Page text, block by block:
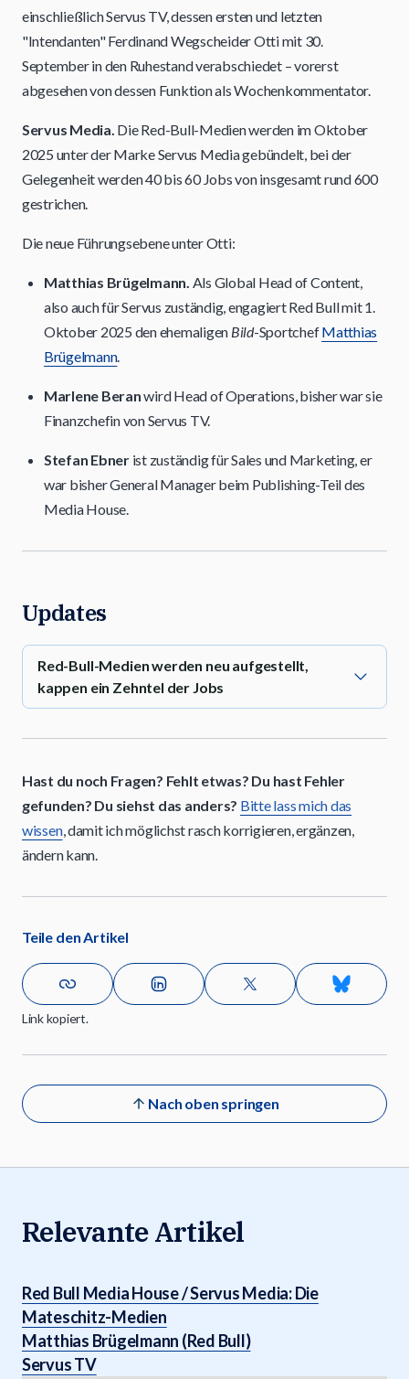
einschließlich Servus TV, dessen ersten und letzten
"Intendanten" Ferdinand Wegscheider Otti mit 30.
September in den Ruhestand verabschiedet – vorerst
abgesehen von dessen Funktion als Wochenkommentator.
Servus Media. Die Red-Bull-Medien werden im Oktober
2025 unter der Marke Servus Media gebündelt, bei der
Gelegenheit werden 40 bis 60 Jobs von insgesamt rund 600
gestrichen.
Die neue Führungsebene unter Otti:
Matthias Brügelmann. Als Global Head of Content,
also auch für Servus zuständig, engagiert Red Bull mit 1.
Oktober 2025 den ehemaligen Bild-SportchefMatthias
Brügelmann.
Marlene Beranwird Head of Operations, bisher war sie
Finanzchefin von Servus TV.
Stefan Ebnerist zuständig für Sales und Marketing, er
war bisher General Manager beim Publishing-Teil des
Media House.
Updates
Red-Bull-Medien werden neu aufgestellt,
kappen ein Zehntel der Jobs
Hast du noch Fragen? Fehlt etwas? Du hast Fehler
gefunden? Du siehst das anders? Bitte lass mich das
wissen, damit ich möglichst rasch korrigieren, ergänzen,
ändern kann.
Teile den Artikel
Link kopiert.
Nach oben springen
Relevante Artikel
Red Bull Media House / Servus Media: Die
Mateschitz-Medien
Matthias Brügelmann (Red Bull)
Servus TV